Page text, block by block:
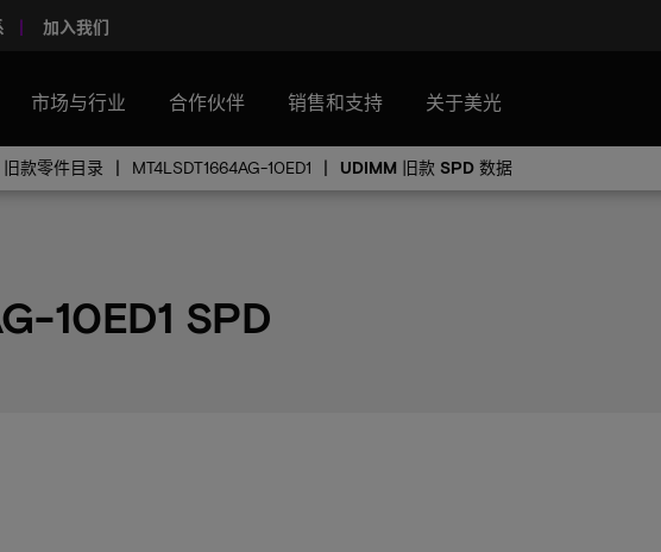
加入我们
市场与行业 合作伙伴 销售和支持 关于美光
款零件目录 MT4LSDT1664AG-10ED1 UDIMM 旧款 SPD 数据
10ED1 SPD